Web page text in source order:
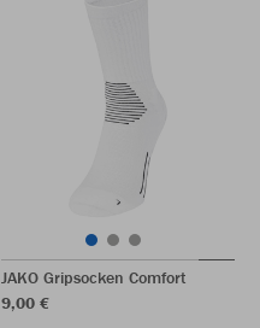
JAKO Gripsocken Comfort
9,00 €